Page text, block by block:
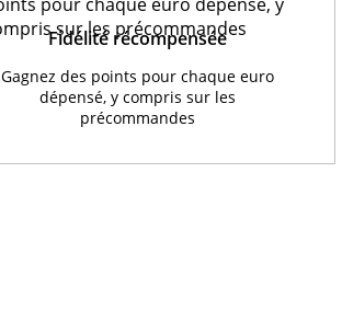
Fidélité récompensée
Gagnez des points pour chaque euro
dépensé, y compris sur les
précommandes